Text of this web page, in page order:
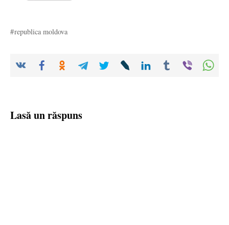
republica moldova
Lasă un răspuns